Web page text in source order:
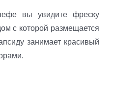
вы увидите фреску
с которой размещается
занимает красивый